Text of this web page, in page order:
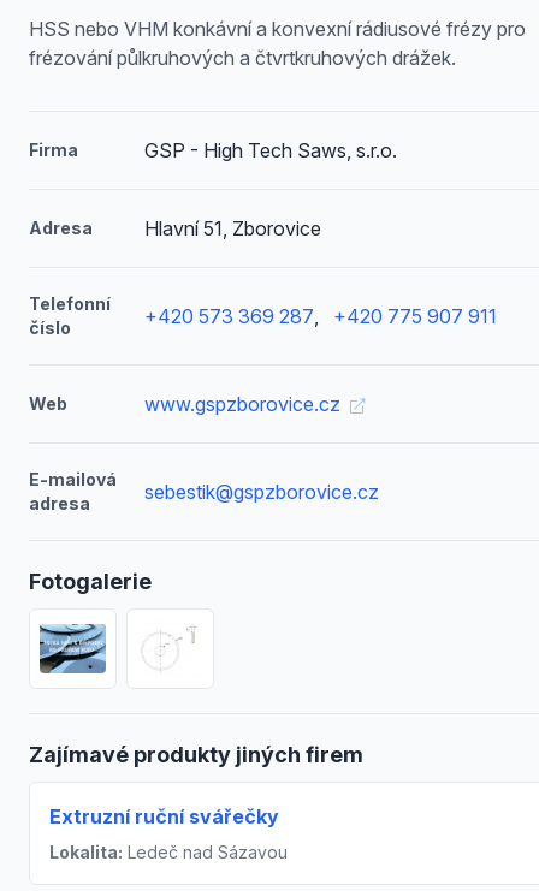
HSS nebo VHM konkávní a konvexní rádiusové frézy pro
frézování půlkruhových a čtvrtkruhových drážek.
Firma GSP - High Tech Saws, s.r.o.
Adresa Hlavní 51, Zborovice
Telefonní
číslo
+420 573 369 287, +420 775 907 911
Web www.gspzborovice.cz
E-mailová
adresa
sebestik@gspzborovice.cz
Fotogalerie
Zajímavé produkty jiných firem
Extruzní ruční svářečky
Lokalita: Ledeč nad Sázavou